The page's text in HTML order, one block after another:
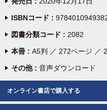
ISBNコード :
図書分類コード : 2082
本冊 : A5判 ／ 272ページ ／
その他 : 音声ダウンロード
オンライン書店で購入する